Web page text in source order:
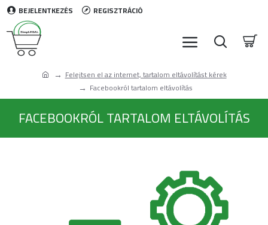
BEJELENTKEZÉS REGISZTRÁCIÓ
Felejtsen el az internet, tartalom eltávolítást kérek
Facebookról tartalom eltávolítás
FACEBOOKRÓL TARTALOM ELTÁVOLÍTÁS